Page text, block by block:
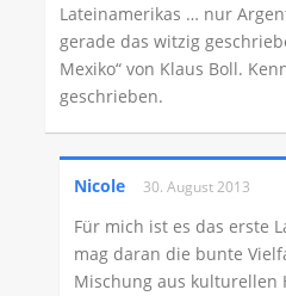
Lateinamerikas … nur
gerade das witzig
Mexiko“ von Klaus Boll.
geschrieben.
Nicole 30. August 2013
Für mich ist es das erste
mag daran die bunte
Mischung aus kulturellen